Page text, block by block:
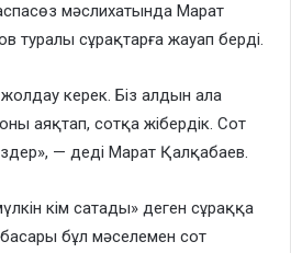
мәслихатында Марат
туралы сұрақтарға жауап берді.
керек. Біз алдын ала
аяқтап, сотқа жібердік. Сот
— деді Марат Қалқабаев.
кім сатады» деген сұраққа
бұл мәселемен сот